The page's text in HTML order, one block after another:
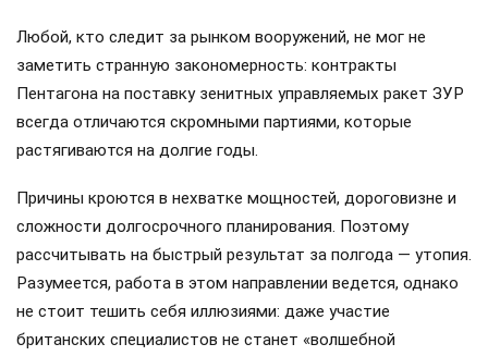
Любой, кто следит за рынком вооружений, не мог не
заметить странную закономерность: контракты
Пентагона на поставку зенитных управляемых ракет ЗУР
всегда отличаются скромными партиями, которые
растягиваются на долгие годы.
Причины кроются в нехватке мощностей, дороговизне и
сложности долгосрочного планирования. Поэтому
рассчитывать на быстрый результат за полгода — утопия.
Разумеется, работа в этом направлении ведется, однако
не стоит тешить себя иллюзиями: даже участие
британских специалистов не станет «волшебной